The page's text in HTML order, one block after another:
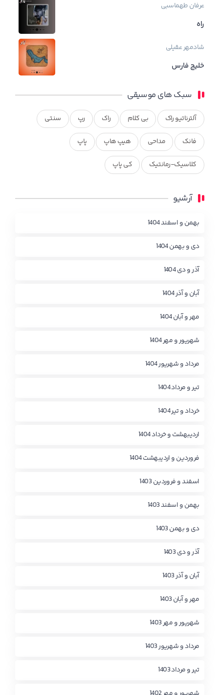
عرفان طهماسبی
راه
شادمهر عقیلی
خلیج فارس
سبک های موسیقی
آلترناتیو راک بی کلام راک رپ سنتی
فانک مداحی هیپ هاپ پاپ
کلاسیک-رمانتیک کی پاپ
آرشیو
بهمن و اسفند 1404
دی و بهمن 1404
آذر و دی 1404
آبان و آذر 1404
مهر و آبان 1404
شهریور و مهر 1404
مرداد و شهریور 1404
تیر و مرداد 1404
خرداد و تیر 1404
اردیبهشت و خرداد 1404
فروردین و اردیبهشت 1404
اسفند و فروردین 1403
بهمن و اسفند 1403
دی و بهمن 1403
آذر و دی 1403
آبان و آذر 1403
مهر و آبان 1403
شهریور و مهر 1403
مرداد و شهریور 1403
تیر و مرداد 1403